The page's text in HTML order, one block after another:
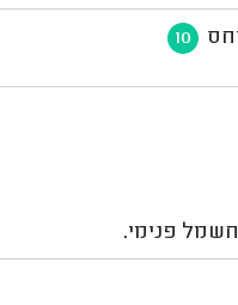
10
פנימי.